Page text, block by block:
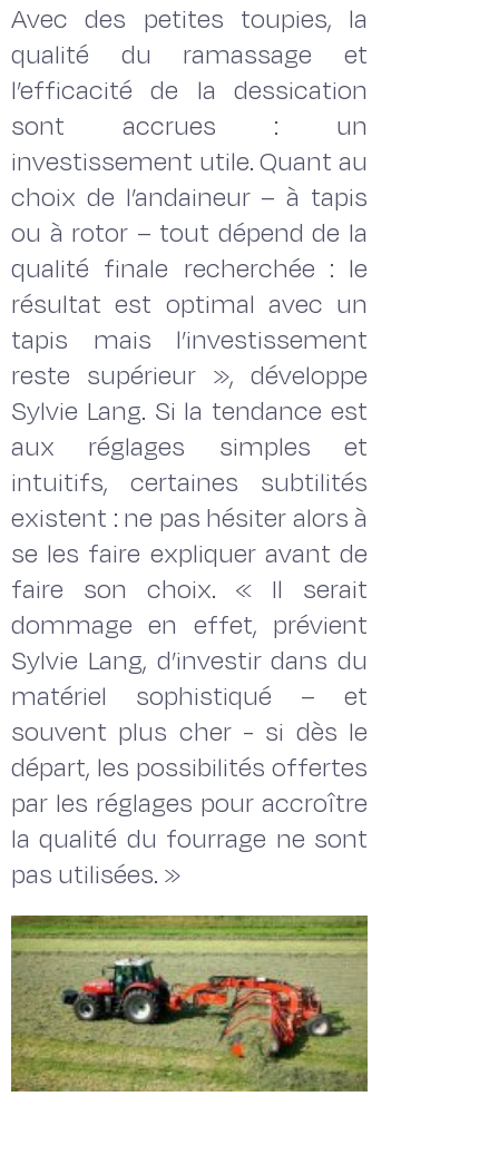
Avec des petites toupies, la
qualité du ramassage et
l’efficacité de la dessication
sont accrues : un
investissement utile. Quant au
choix de l’andaineur – à tapis
ou à rotor – tout dépend de la
qualité finale recherchée : le
résultat est optimal avec un
tapis mais l’investissement
reste supérieur », développe
Sylvie Lang. Si la tendance est
aux réglages simples et
intuitifs, certaines subtilités
existent : ne pas hésiter alors à
se les faire expliquer avant de
faire son choix. « Il serait
dommage en effet, prévient
Sylvie Lang, d’investir dans du
matériel sophistiqué – et
souvent plus cher - si dès le
départ, les possibilités offertes
par les réglages pour accroître
la qualité du fourrage ne sont
pas utilisées. »